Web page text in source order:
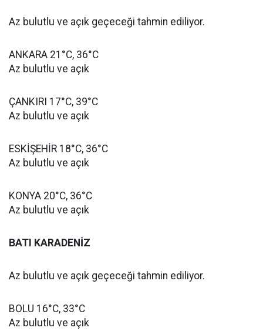
Az bulutlu ve açık geçeceği tahmin ediliyor.
ANKARA 21°C, 36°C
Az bulutlu ve açık
ÇANKIRI 17°C, 39°C
Az bulutlu ve açık
ESKİŞEHİR 18°C, 36°C
Az bulutlu ve açık
KONYA 20°C, 36°C
Az bulutlu ve açık
BATI KARADENİZ
Az bulutlu ve açık geçeceği tahmin ediliyor.
BOLU 16°C, 33°C
Az bulutlu ve açık